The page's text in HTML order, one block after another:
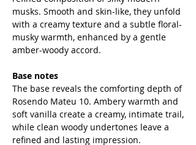
musks. Smooth and skin-like, they unfold
with a creamy texture and a subtle floral-
musky warmth, enhanced by a gentle
amber-woody accord.
Base notes
The base reveals the comforting depth of
Rosendo Mateu 10. Ambery warmth and
soft vanilla create a creamy, intimate trail,
while clean woody undertones leave a
refined and lasting impression.